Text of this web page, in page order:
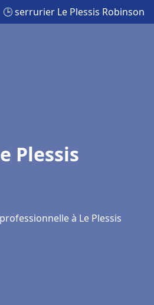
🕒 serrurier Le Plessis Robinson
Plessis
à Le Plessis